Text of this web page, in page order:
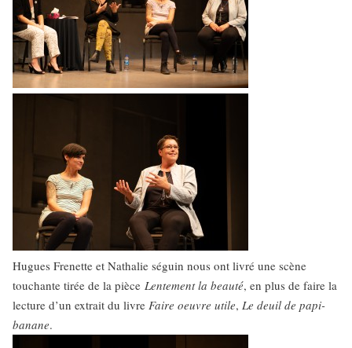
Hugues Frenette et Nathalie séguin nous ont livré une scène
touchante tirée de la pièce Lentement la beauté, en plus de faire la
lecture d’un extrait du livre Faire oeuvre utile, Le deuil de papi-
banane.